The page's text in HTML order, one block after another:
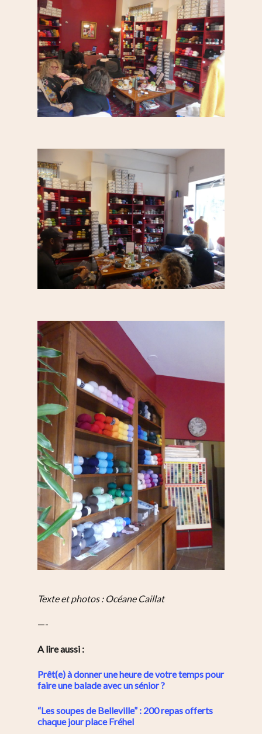
Texte et photos : Océane Caillat
—-
A lire aussi :
Prêt(e) à donner une heure de votre temps pour
faire une balade avec un sénior ?
“Les soupes de Belleville” : 200 repas offerts
chaque jour place Fréhel
Sport & bien-être
Père Lachaise /
Plaine Lagny
Saint-Blaise / Réunion